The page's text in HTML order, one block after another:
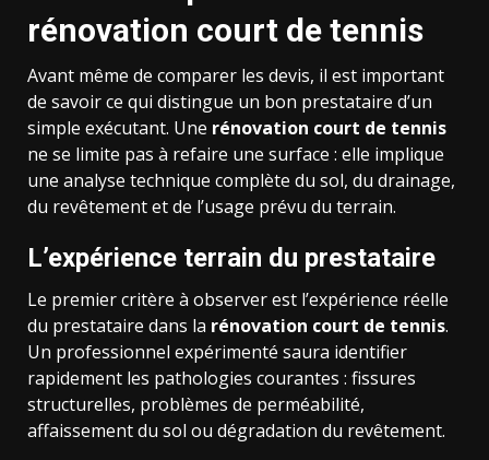
rénovation court de tennis
Avant même de comparer les devis, il est important
de savoir ce qui distingue un bon prestataire d’un
simple exécutant. Une rénovation court de tennis
ne se limite pas à refaire une surface : elle implique
une analyse technique complète du sol, du drainage,
du revêtement et de l’usage prévu du terrain.
L’expérience terrain du prestataire
Le premier critère à observer est l’expérience réelle
du prestataire dans la rénovation court de tennis.
Un professionnel expérimenté saura identifier
rapidement les pathologies courantes : fissures
structurelles, problèmes de perméabilité,
affaissement du sol ou dégradation du revêtement.